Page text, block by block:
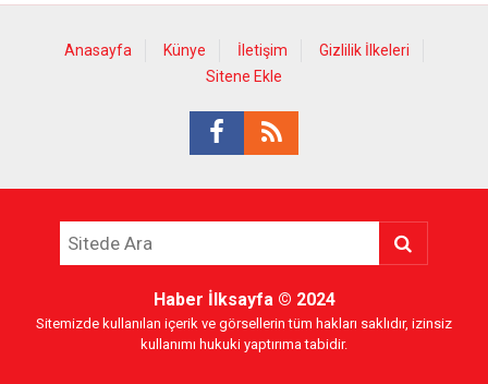
Anasayfa Künye İletişim
Gizlilik İlkeleri
Sitene Ekle
Haber İlksayfa© 2024
Sitemizde kullanılan içerik ve görsellerin tüm hakları saklıdır, izinsiz
kullanımı hukuki yaptırıma tabidir.